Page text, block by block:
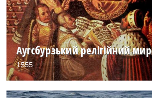
Аугсбурзький релігійний мир
1555